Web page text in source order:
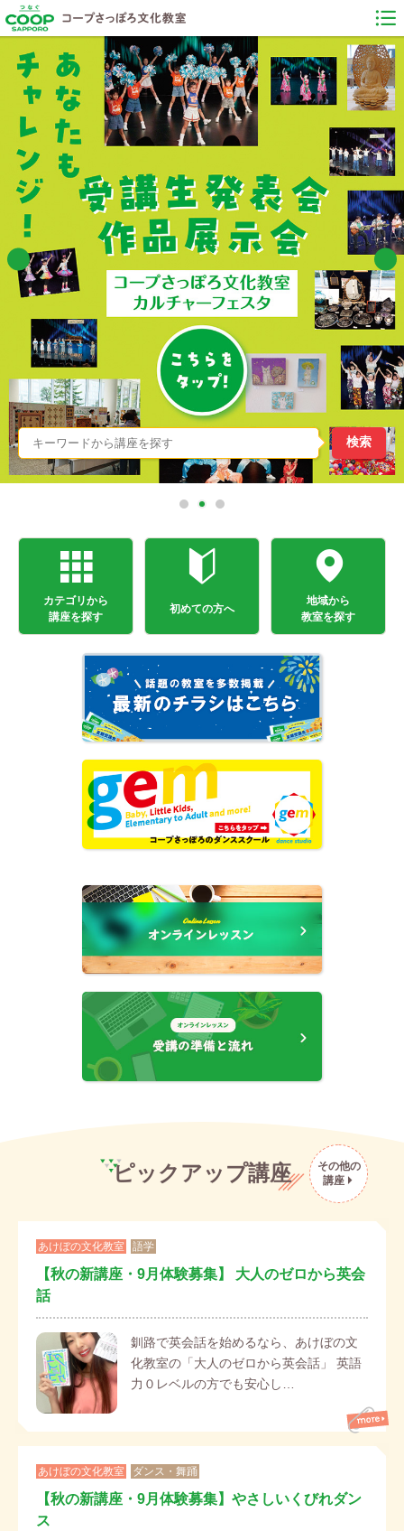
カテゴリから
講座を探す
初めての方へ
地域から
教室を探す
ピックアップ講座
その他の
講座
あけぼの文化教室 語学
【秋の新講座・9月体験募集】 大人のゼロから英会
話
釧路で英会話を始めるなら、あけぼの文
化教室の「大人のゼロから英会話」 英語
力０レベルの方でも安心し…
あけぼの文化教室 ダンス・舞踊
【秋の新講座・9月体験募集】やさしいくびれダン
ス